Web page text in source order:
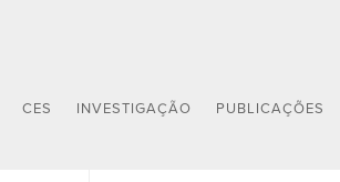
CES INVESTIGAÇÃO PUBLICAÇÕES